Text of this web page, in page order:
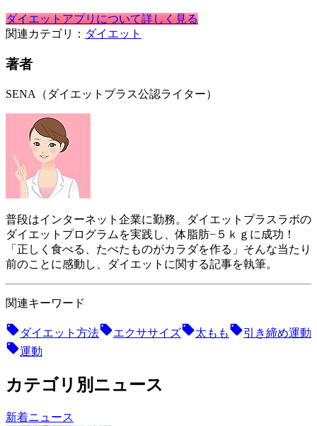
ダイエットアプリについて詳しく見る
関連カテゴリ： ダイエット
著者
SENA（ダイエットプラス公認ライター）
普段はインターネット企業に勤務。ダイエットプラスラボの
ダイエットプログラムを実践し、体脂肪−５ｋｇに成功！
「正しく食べる、たべたものがカラダを作る」そんな当たり
前のことに感動し、ダイエットに関する記事を執筆。
関連キーワード
ダイエット方法 エクササイズ 太もも
引き締め運動
運動
カテゴリ別ニュース
新着ニュース